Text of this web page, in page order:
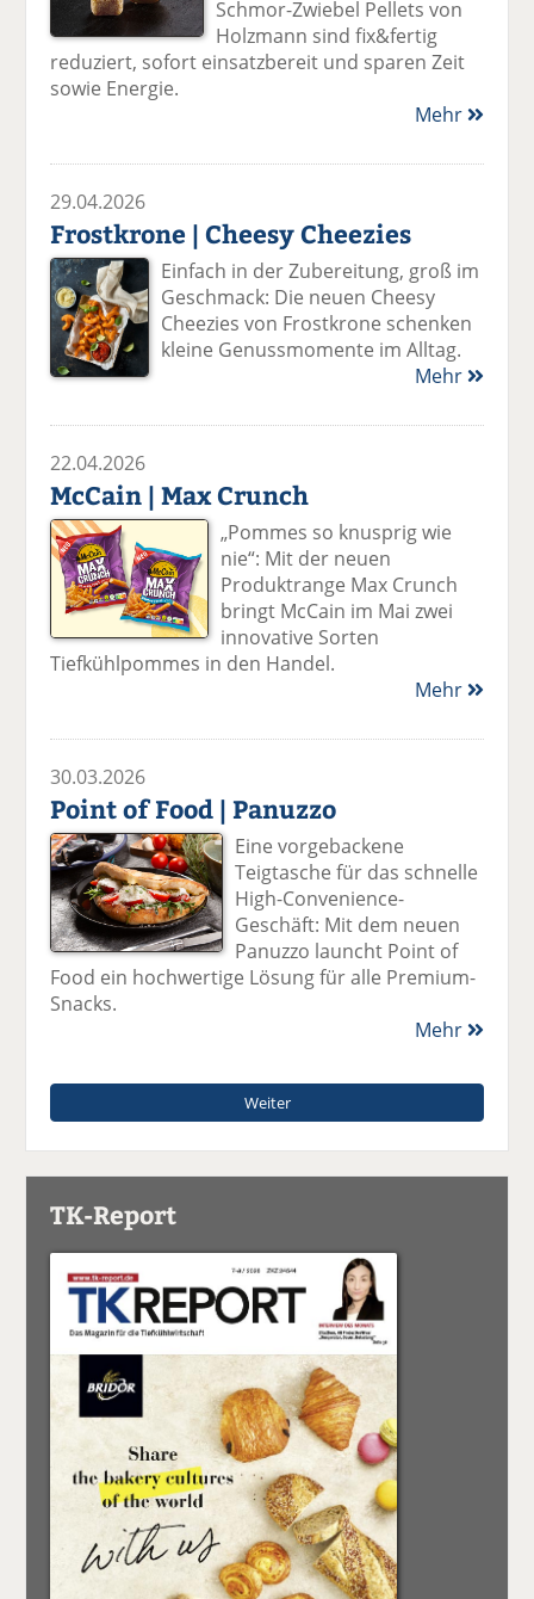
Schmor-Zwiebel Pellets von
Holzmann sind fix&fertig
reduziert, sofort einsatzbereit und sparen Zeit
sowie Energie.
Mehr
29.04.2026
Frostkrone | Cheesy Cheezies
Einfach in der Zubereitung, groß im
Geschmack: Die neuen Cheesy
Cheezies von Frostkrone schenken
kleine Genussmomente im Alltag.
Mehr
22.04.2026
McCain | Max Crunch
„Pommes so knusprig wie
nie“: Mit der neuen
Produktrange Max Crunch
bringt McCain im Mai zwei
innovative Sorten
Tiefkühlpommes in den Handel.
Mehr
30.03.2026
Point of Food | Panuzzo
Eine vorgebackene
Teigtasche für das schnelle
High-Convenience-
Geschäft: Mit dem neuen
Panuzzo launcht Point of
Food ein hochwertige Lösung für alle Premium-
Snacks.
Mehr
Weiter
TK-Report